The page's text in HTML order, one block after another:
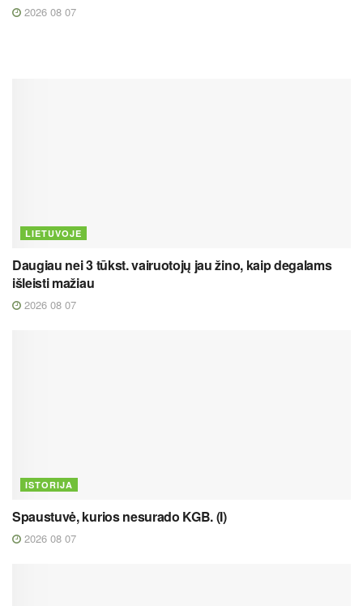
2026 08 07
LIETUVOJE
Daugiau nei 3 tūkst. vairuotojų jau žino, kaip degalams
išleisti mažiau
2026 08 07
ISTORIJA
Spaustuvė, kurios nesurado KGB. (I)
2026 08 07